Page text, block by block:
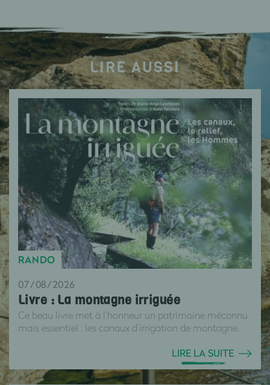
LIRE AUSSI
RANDO
07/08/2026
Livre : La montagne irriguée
Ce beau livre met à l’honneur un patrimoine méconnu
mais essentiel : les canaux d’irrigation de montagne.
LIRE LA SUITE